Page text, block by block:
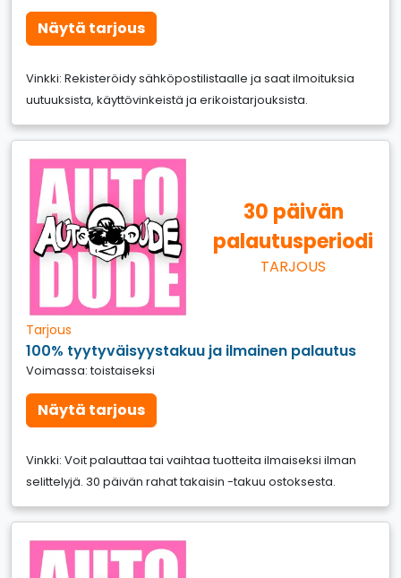
Näytä tarjous
Vinkki: Rekisteröidy sähköpostilistaalle ja saat ilmoituksia
uutuuksista, käyttövinkeistä ja erikoistarjouksista.
30 päivän
palautusperiodi
TARJOUS
Tarjous
100% tyytyväisyystakuu ja ilmainen palautus
Voimassa: toistaiseksi
Näytä tarjous
Vinkki: Voit palauttaa tai vaihtaa tuotteita ilmaiseksi ilman
selittelyjä. 30 päivän rahat takaisin -takuu ostoksesta.